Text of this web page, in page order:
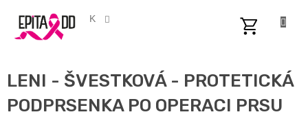
obsah
CZK
LENI - ŠVESTKOVÁ - PROTETICKÁ
PODPRSENKA PO OPERACI PRSU